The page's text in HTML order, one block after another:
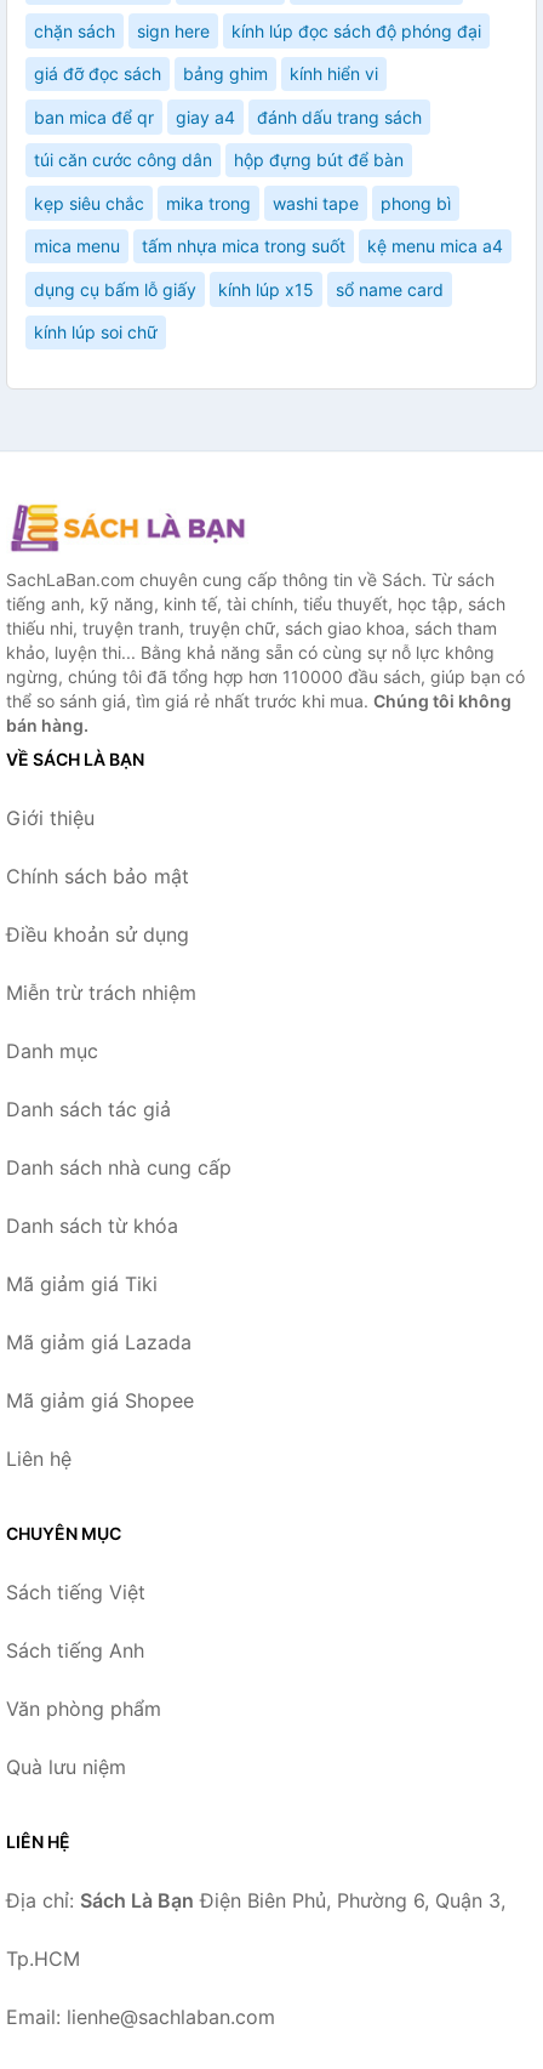
chặn sách sign here kính lúp đọc sách độ phóng đại
giá đỡ đọc sách bảng ghim kính hiển vi
ban mica để qr giay a4 đánh dấu trang sách
túi căn cước công dân hộp đựng bút để bàn
kẹp siêu chắc mika trong washi tape phong bì
mica menu tấm nhựa mica trong suốt kệ menu mica a4
dụng cụ bấm lỗ giấy kính lúp x15 sổ name card
kính lúp soi chữ
SachLaBan.com chuyên cung cấp thông tin về Sách. Từ sách
tiếng anh, kỹ năng, kinh tế, tài chính, tiểu thuyết, học tập, sách
thiếu nhi, truyện tranh, truyện chữ, sách giao khoa, sách tham
khảo, luyện thi... Bằng khả năng sẵn có cùng sự nỗ lực không
ngừng, chúng tôi đã tổng hợp hơn 110000 đầu sách, giúp bạn có
thể so sánh giá, tìm giá rẻ nhất trước khi mua. Chúng tôi không
bán hàng.
VỀ SÁCH LÀ BẠN
Giới thiệu
Chính sách bảo mật
Điều khoản sử dụng
Miễn trừ trách nhiệm
Danh mục
Danh sách tác giả
Danh sách nhà cung cấp
Danh sách từ khóa
Mã giảm giá Tiki
Mã giảm giá Lazada
Mã giảm giá Shopee
Liên hệ
CHUYÊN MỤC
Sách tiếng Việt
Sách tiếng Anh
Văn phòng phẩm
Quà lưu niệm
LIÊN HỆ
Địa chỉ: Sách Là Bạn Điện Biên Phủ, Phường 6, Quận 3,
Tp.HCM
Email: lienhe@sachlaban.com